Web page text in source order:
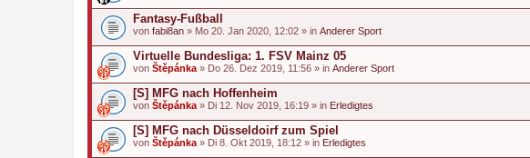
Fantasy-Fußball
von fabi8an » Mo 20. Jan 2020, 12:02 » in Anderer Sport
Virtuelle Bundesliga: 1. FSV Mainz 05
von Štěpánka » Do 26. Dez 2019, 11:56 » in Anderer Sport
[S] MFG nach Hoffenheim
von Štěpánka » Di 12. Nov 2019, 16:19 » in Erledigtes
[S] MFG nach Düsseldoirf zum Spiel
von Štěpánka » Di 8. Okt 2019, 18:12 » in Erledigtes